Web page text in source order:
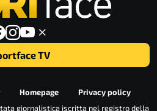
TV
Homepage
Privacy policy
giornalistica iscritta nel registro della